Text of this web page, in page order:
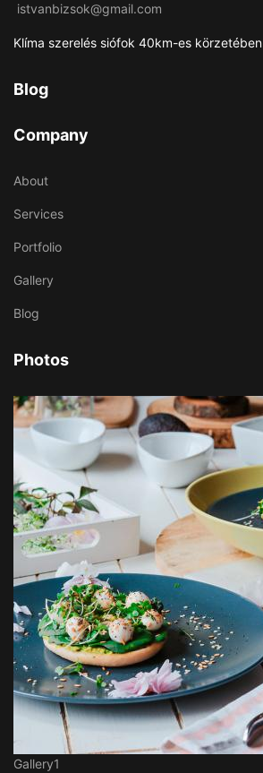
istvanbizsok@gmail.com
Klíma szerelés siófok 40km-es körzetében
Blog
Company
About
Services
Portfolio
Gallery
Blog
Photos
Gallery1